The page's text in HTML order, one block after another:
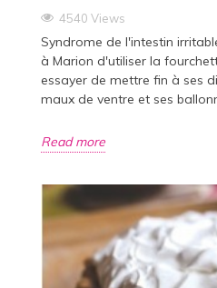
4540 Views
Syndrome de l'intestin
à Marion d'utiliser la
essayer de mettre fin à ses
maux de ventre et ses
Read more